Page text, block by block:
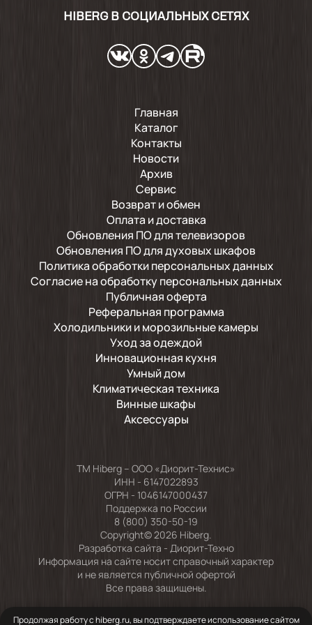
HIBERG В СОЦИАЛЬНЫХ СЕТЯХ
Главная
Каталог
Контакты
Новости
Архив
Сервис
Возврат и обмен
Оплата и доставка
Обновления ПО для телевизоров
Обновления ПО для духовых шкафов
Политика обработки персональных данных
Согласие на обработку персональных данных
Публичная оферта
Реферальная программа
Холодильники и морозильные камеры
Уход за одеждой
Инновационная кухня
Умный дом
Климатическая техника
Винные шкафы
Аксессуары
TM Hiberg – ООО «Диорит-Технис»
ИНН - 6147022893
ОГРН - 1046147000437
Поддержка по России
8 (800) 350-50-19
Copyright© 2026 Hiberg.
Разработка сайта - Диорит-Техно
Информация на сайте носит справочный характер
и не является публичной офертой
Все права защищены.
Продолжая работу с hiberg.ru, вы подтверждаете использование сайтом